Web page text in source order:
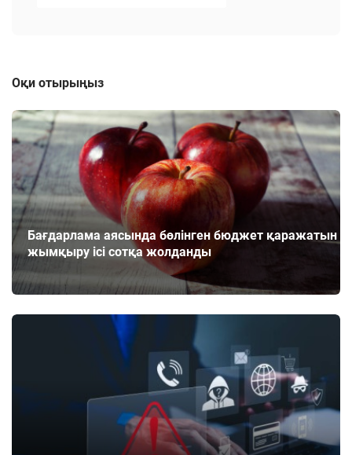
Оқи отырыңыз
Бағдарлама аясында бөлінген бюджет қаражатын
жымқыру ісі сотқа жолданды